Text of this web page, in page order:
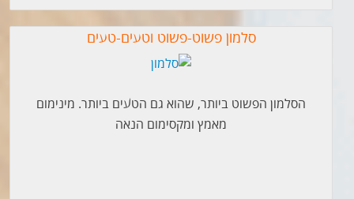
סלמון פשוט-פשוט וטעים-טעים
הסלמון הפשוט ביותר, שהוא גם הטעים ביותר. מינימום
מאמץ ומקסימום הנאה